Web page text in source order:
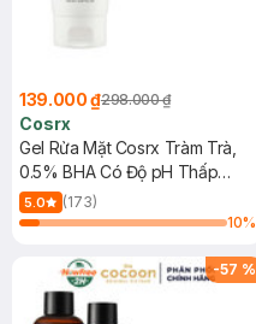
139.000 ₫298.000 ₫
Cosrx
Gel Rửa Mặt Cosrx Tràm Trà,
0.5% BHA Có Độ pH Thấp
150ml
5.0
(173)
10%
-57 %